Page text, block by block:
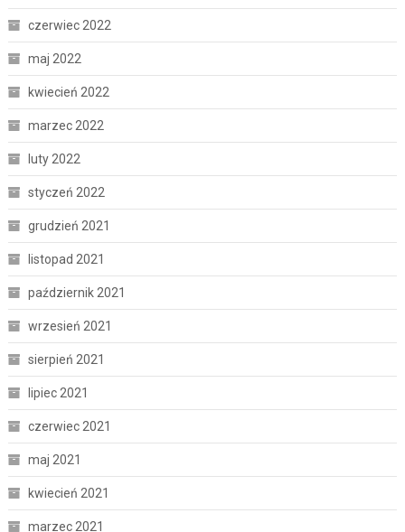
czerwiec 2022
maj 2022
kwiecień 2022
marzec 2022
luty 2022
styczeń 2022
grudzień 2021
listopad 2021
październik 2021
wrzesień 2021
sierpień 2021
lipiec 2021
czerwiec 2021
maj 2021
kwiecień 2021
marzec 2021